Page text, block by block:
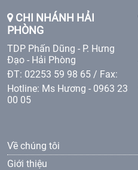
CHI NHÁNH HẢI
PHÒNG
TDP Phấn Dũng - P. Hưng
Đạo - Hải Phòng
ĐT: 02253 59 98 65 / Fax:
Hotline: Ms Hương - 0963 23
00 05
Về chúng tôi
Giới thiệu